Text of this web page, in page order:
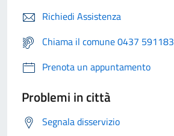
Richiedi Assistenza
Chiama il comune 0437 591183
Prenota un appuntamento
Problemi in città
Segnala disservizio